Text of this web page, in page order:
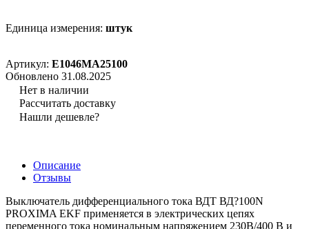
Единица измерения: штук
Артикул: E1046MA25100
Обновлено 31.08.2025
Нет в наличии
Рассчитать доставку
Нашли дешевле?
Описание
Отзывы
Выключатель дифференциального тока ВДТ ВД?100N
PROXIMA EKF применяется в электрических цепях
переменного тока номинальным напряжением 230В/400 В и